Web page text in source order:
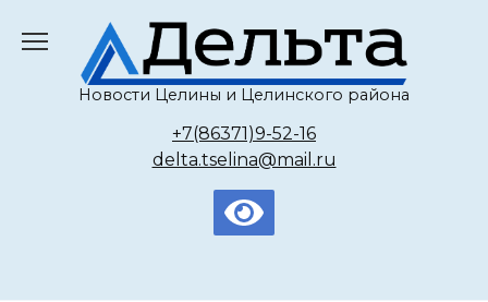
содержанию
Новости Целины и Целинского района
+7(86371)9-52-16
delta.tselina@mail.ru